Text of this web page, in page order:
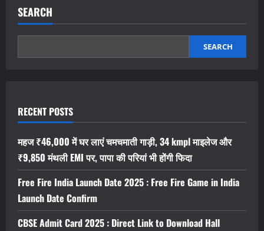
लाएं
गाड़ी,
kmpl
पापा
की
भी
होंगी
फिदा
SEARCH
SEARCH
RECENT POSTS
महज ₹46,000 में घर लाएं चमचमाती गाड़ी, 34 kmpl माइलेज और
₹9,850 मंथली EMI पर, पापा की परियां भी होंगी फिदा
Free Fire India Launch Date 2025 : Free Fire Game in India
Launch Date Confirm
CBSE Admit Card 2025 : Direct Link to Download Hall